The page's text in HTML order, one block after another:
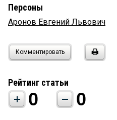
Персоны
Аронов Евгений Львович
Комментировать
Рейтинг статьи
0 0